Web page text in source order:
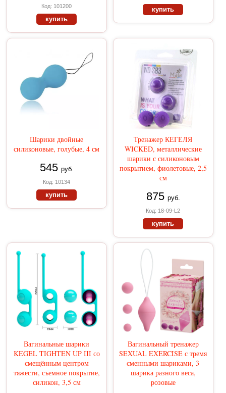
Код: 101200
купить
купить
Шарики двойные
силиконовые, голубые, 4 см
545 руб.
Код: 10134
купить
Тренажер КЕГЕЛЯ
WICKED, металлические
шарики с силиконовым
покрытием, фиолетовые, 2,5
см
875 руб.
Код: 18-09-L2
купить
Вагинальные шарики
KEGEL TIGHTEN UP III со
смещённым центром
тяжести, съемное покрытие,
силикон, 3,5 см
Вагинальный тренажер
SEXUAL EXERCISE с тремя
сменными шариками, 3
шарика разного веса,
розовые